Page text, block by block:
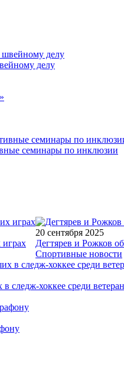
делу
семинары по инклюзии
20 сентября 2025
Дегтярев и Рожков
Спортивные новости
следж-хоккее среди